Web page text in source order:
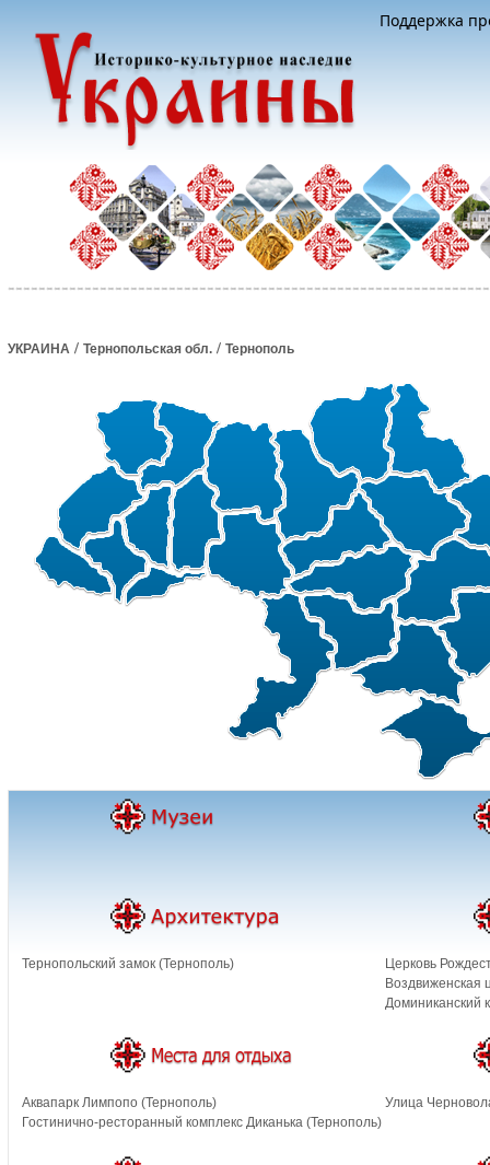
Поддержка
УКРАИНА / Тернопольская обл. / Тернополь
Тернопольский замок (Тернополь)
Церковь
Воздвиженская
Доминиканский
Аквапарк Лимпопо (Тернополь)
Гостинично-ресторанный комплекс Диканька (Тернополь)
Улица